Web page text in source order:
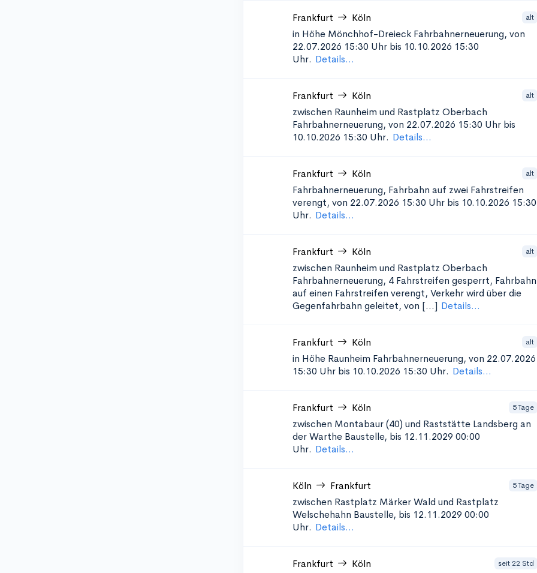
Frankfurt Köln alt
in Höhe Mönchhof-Dreieck Fahrbahnerneuerung, von
22.07.2026 15:30 Uhr bis 10.10.2026 15:30
Uhr. Details...
Frankfurt Köln alt
zwischen Raunheim und Rastplatz Oberbach
Fahrbahnerneuerung, von 22.07.2026 15:30 Uhr bis
10.10.2026 15:30 Uhr. Details...
Frankfurt Köln alt
Fahrbahnerneuerung, Fahrbahn auf zwei Fahrstreifen
verengt, von 22.07.2026 15:30 Uhr bis 10.10.2026 15:30
Uhr. Details...
Frankfurt Köln alt
zwischen Raunheim und Rastplatz Oberbach
Fahrbahnerneuerung, 4 Fahrstreifen gesperrt, Fahrbahn
auf einen Fahrstreifen verengt, Verkehr wird über die
Gegenfahrbahn geleitet, von [...] Details...
Frankfurt Köln alt
in Höhe Raunheim Fahrbahnerneuerung, von 22.07.2026
15:30 Uhr bis 10.10.2026 15:30 Uhr. Details...
Frankfurt Köln 5 Tage
zwischen Montabaur (40) und Raststätte Landsberg an
der Warthe Baustelle, bis 12.11.2029 00:00
Uhr. Details...
Köln Frankfurt 5 Tage
zwischen Rastplatz Märker Wald und Rastplatz
Welschehahn Baustelle, bis 12.11.2029 00:00
Uhr. Details...
Frankfurt Köln seit 22 Std